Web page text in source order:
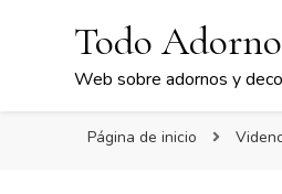
Todo
Web sobre adornos y
Página de inicio